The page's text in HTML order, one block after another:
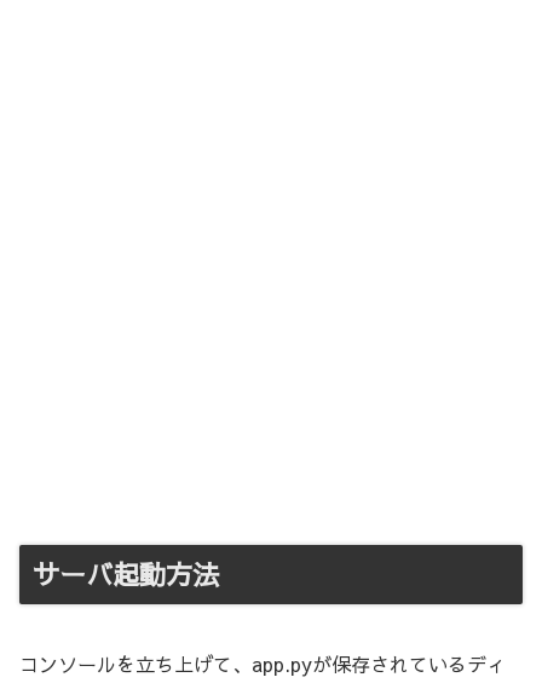
サーバ起動方法
コンソールを立ち上げて、app.pyが保存されているディ